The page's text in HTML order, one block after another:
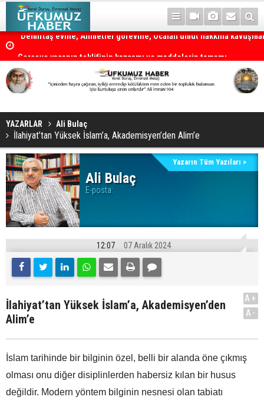
"Demirtaş evine, Ahmetler görevine, Öcalan umut hakkına
YAZARLAR Ali Bulaç
İlahiyat’tan Yüksek İslam’a, Akademisyen’den Alim’e
Ali Bulaç
E-posta:
Yazarın Tüm Yazıları >
12:07 07 Aralık 2024
İlahiyat’tan Yüksek İslam’a, Akademisyen’den
Alim’e
A+
A-
İslam tarihinde bir bilginin özel, belli bir alanda öne çıkmış
olması onu diğer disiplinlerden habersiz kılan bir husus
değildir. Modern yöntem bilginin nesnesi olan tabiatı